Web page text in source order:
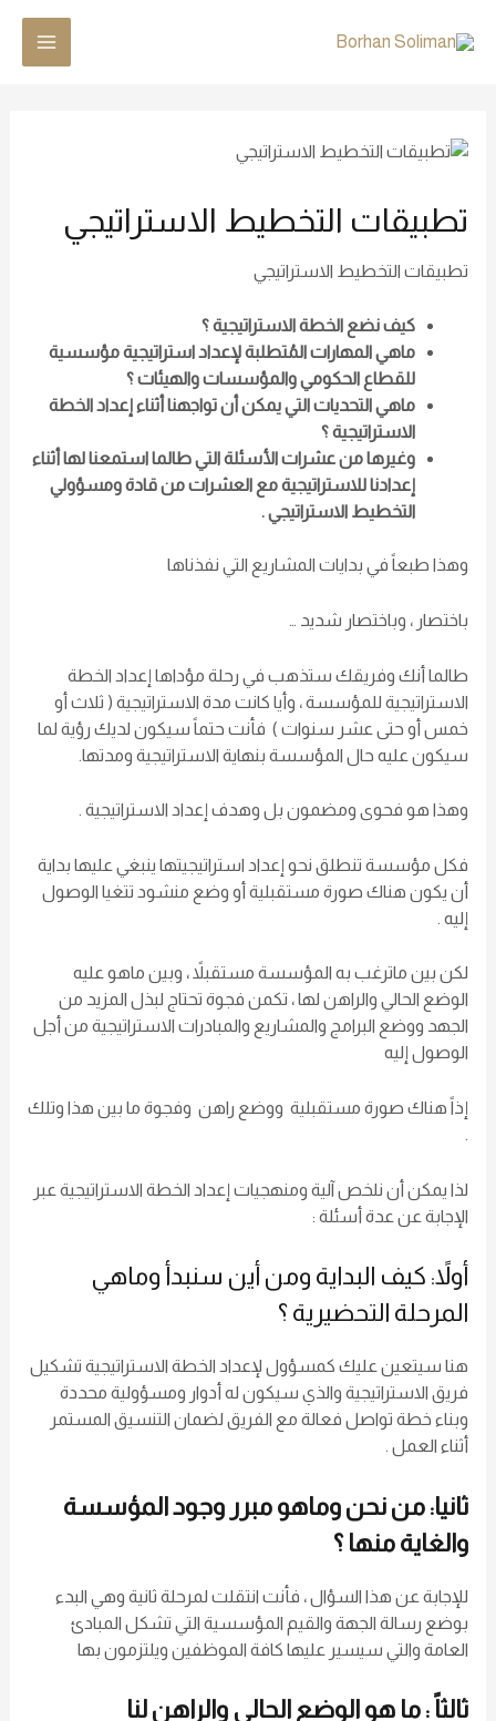
تطبيقات التخطيط الاستراتيجي
تطبيقات التخطيط الاستراتيجي
كيف نضع الخطة الاستراتيجية ؟
ماهي المهارات المُتطلبة لإعداد استراتيجية مؤسسية
للقطاع الحكومي والمؤسسات والهيئات ؟
ماهي التحديات التي يمكن أن تواجهنا أثناء إعداد الخطة
الاستراتيجية ؟
وغيرها من عشرات الأسئلة التي طالما استمعنا لها أثناء
إعدادنا للاستراتيجية مع العشرات من قادة ومسؤولي
التخطيط الاستراتيجي .
وهذا طبعاً في بدايات المشاريع التي نفذناها
باختصار ، وباختصار شديد …
طالما أنك وفريقك ستذهب في رحلة مؤداها إعداد الخطة
الاستراتيجية للمؤسسة ، وأيا كانت مدة الاستراتيجية ( ثلاث أو
خمس أو حتى عشر سنوات ) فأنت حتماً سيكون لديك رؤية لما
سيكون عليه حال المؤسسة بنهاية الاستراتيجية ومدتها.
وهذا هو فحوى ومضمون بل وهدف إعداد الاستراتيجية .
فكل مؤسسة تنطلق نحو إعداد استراتيجيتها ينبغي عليها بداية
أن يكون هناك صورة مستقبلية أو وضع منشود تتغيا الوصول
إليه .
لكن بين ماترغب به المؤسسة مستقبلاً ، وبين ماهو عليه
الوضع الحالي والراهن لها ، تكمن فجوة تحتاج لبذل المزيد من
الجهد ووضع البرامج والمشاريع والمبادرات الاستراتيجية من أجل
الوصول إليه
إذاً هناك صورة مستقبلية ووضع راهن وفجوة ما بين هذا وتلك
.
لذا يمكن أن نلخص آلية ومنهجيات إعداد الخطة الاستراتيجية عبر
الإجابة عن عدة أسئلة :
أولاً: كيف البداية ومن أين سنبدأ وماهي
المرحلة التحضيرية ؟
هنا سيتعين عليك كمسؤول لإعداد الخطة الاستراتيجية تشكيل
فريق الاستراتيجية والذي سيكون له أدوار ومسؤولية محددة
وبناء خطة تواصل فعالة مع الفريق لضمان التنسيق المستمر
أثناء العمل .
ثانيا: من نحن وماهو مبرر وجود المؤسسة
والغاية منها ؟
للإجابة عن هذا السؤال ، فأنت انتقلت لمرحلة ثانية وهي البدء
بوضع رسالة الجهة والقيم المؤسسية التي تشكل المبادئ
العامة والتي سيسير عليها كافة الموظفين ويلتزمون بها
ثالثاً : ما هو الوضع الحالي والراهن لنا